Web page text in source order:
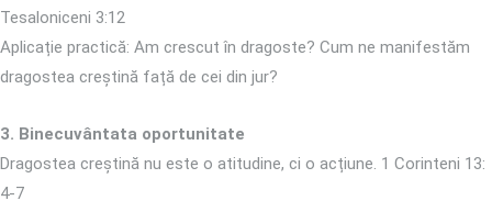
Tesaloniceni 3:12
Aplicație practică: Am crescut în dragoste? Cum ne manifestăm
dragostea creștină față de cei din jur?
3. Binecuvântata oportunitate
Dragostea creștină nu este o atitudine, ci o acțiune. 1 Corinteni 13:
4-7